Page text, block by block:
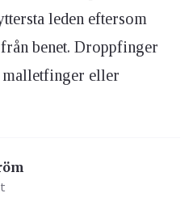
leden eftersom
benet. Droppfinger
eller